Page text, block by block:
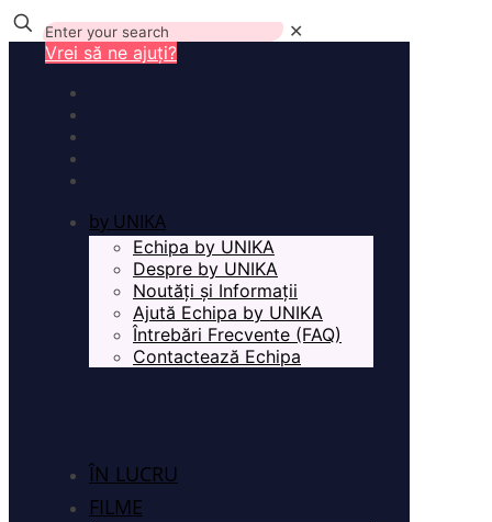
✕
Vrei să ne ajuți?
by UNIKA
Echipa by UNIKA
Despre by UNIKA
Noutăți și Informații
Ajută Echipa by UNIKA
Întrebări Frecvente (FAQ)
Contactează Echipa
ÎN LUCRU
FILME